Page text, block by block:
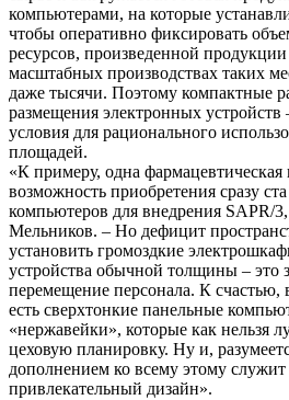
компьютерами, на которые
чтобы оперативно фиксировать
ресурсов, произведенной
масштабных производствах таких
даже тысячи. Поэтому компактные
размещения электронных устройств
условия для рационального
площадей.
«К примеру, одна фармацевтическая
возможность приобретения сразу
компьютеров для внедрения SAPR/
Мельников. – Но дефицит
установить громоздкие
устройства обычной толщины – это
перемещение персонала. К счастью,
есть сверхтонкие панельные
«нержавейки», которые как нельзя
цеховую планировку. Ну и,
дополнением ко всему этому
привлекательный дизайн».